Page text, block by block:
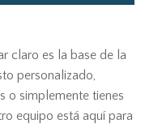
claro es la base de la
personalizado,
o simplemente tienes
equipo está aquí para